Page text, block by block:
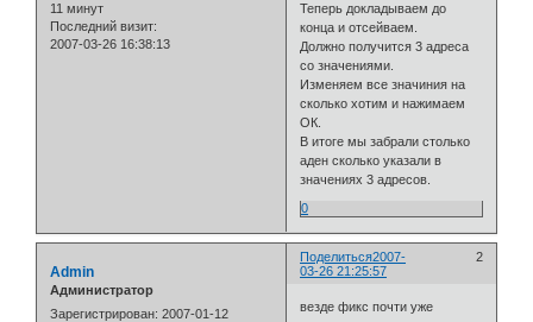
11 минут
Последний визит:
2007-03-26 16:38:13
Теперь докладываем до
конца и отсейваем.
Должно получится 3 адреса
со значениями.
Изменяем все значиния на
сколько хотим и нажимаем
ОК.
В итоге мы забрали столько
аден сколько указали в
значениях 3 адресов.
0
Поделиться 2
2007-
03-26 21:25:57
Admin
Администратор
Зарегистрирован: 2007-01-12
везде фикс почти уже